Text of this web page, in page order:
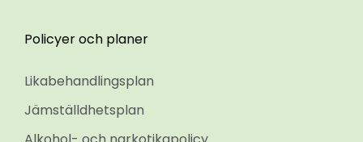
Policyer och planer
Likabehandlingsplan
Jämställdhetsplan